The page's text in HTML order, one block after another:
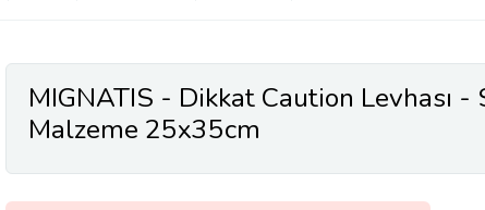
MIGNATIS - Dikkat Caution Levhası -
Malzeme 25x35cm